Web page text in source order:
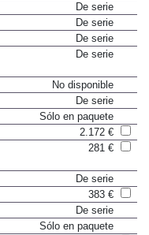
De serie
De serie
De serie
De serie
No disponible
De serie
Sólo en paquete
2.172 €
281 €
De serie
383 €
De serie
Sólo en paquete